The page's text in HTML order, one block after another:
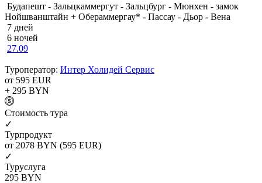
Будапешт - Зальцкаммергут - Зальцбург - Мюнхен - замок
Нойшванштайн + Обераммергау* - Пассау - Дьор - Вена
7 дней
6 ночей
27.09
Туроператор: Интер Холидей Сервис
от 595 EUR
+ 295 BYN
Cтоимость тура
✓
Турпродукт
от 2078 BYN (595 EUR)
✓
Туруслуга
295 BYN